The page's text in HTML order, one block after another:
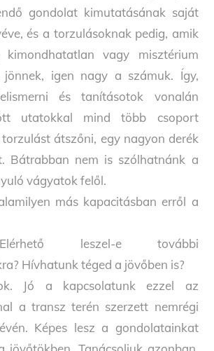
gondolat kimutatásának saját
és a torzulásoknak pedig, amik
kimondhatatlan vagy misztérium
jönnek, igen nagy a számuk. Így,
és tanításotok vonalán
utatokkal mind több csoport
átszőni, egy nagyon derék
Bátrabban nem is szólhatnánk a
vágyatok felől.
más kapacitásban erről a
leszel-e további
Hívhatunk téged a jövőben is?
Jó a kapcsolatunk ezzel az
a transz terén szerzett nemrégi
Képes lesz a gondolatainkat